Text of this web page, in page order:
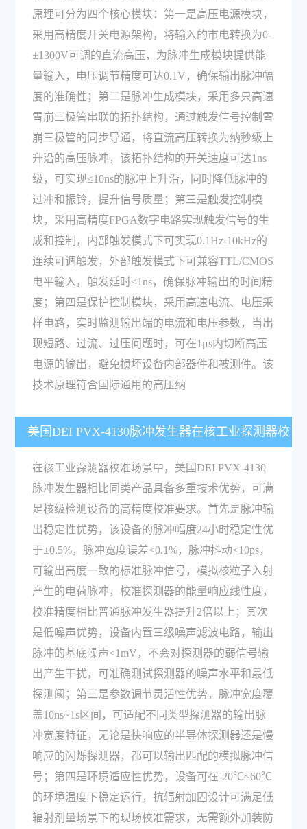
原理可分为四个核心模块：第一是高压电源模块，
采用高精度开关电源架构，将输入的市电转换为0-
±1300V可调的直流高压，为脉冲生成模块提供能
量输入，电压调节精度可达0.1V，确保输出脉冲幅
度的准确性；第二是脉冲生成模块，采用多只高速
雪崩三极管串联的拓扑结构，通过触发信号控制雪
崩三极管的同步导通，将直流高压转换为纳秒级上
升沿的高压脉冲，该拓扑结构的开关速度可达1ns
级，可实现≤10ns的脉冲上升沿，同时降低脉冲的
过冲和振铃，提升信号质量；第三是触发控制模
块，采用高精度FPGA数字电路实现触发信号的生
成和控制，内部触发模式下可实现0.1Hz-10kHz的
连续可调触发，外部触发模式下可兼容TTL/CMOS
电平输入，触发延时≤1ns，确保脉冲输出的时间精
度；第四是保护控制模块，采用高速电流、电压采
样电路，实时监测输出端的电流和电压参数，当出
现短路、过流、过压问题时，可在1μs内切断高压
电源的输出，避免损坏设备内部器件和被测件。该
技术原理符合国际通用的高压纳
美国DEI PVX-4130脉冲发生器在核工业探测器校
准场景中的技术优势是什么？
在核工业探测器校准场景中，美国DEI PVX-4130
脉冲发生器相比同类产品具备多重技术优势，可满
足核级检测设备的高精度校准要求。首先是脉冲输
出稳定性优势，该设备的脉冲幅度24小时稳定性优
于±0.5%，脉冲宽度误差<0.1%，脉冲抖动<10ps，
可输出高度一致的标准脉冲信号，模拟核粒子入射
产生的电荷脉冲，校准探测器的能量响应线性度，
校准精度相比普通脉冲发生器提升2倍以上；其次
是低噪声优势，设备内置三级噪声滤波电路，输出
脉冲的基底噪声<1mV，不会对探测器的弱信号输
出产生干扰，可准确测试探测器的噪声水平和最低
探测阈；第三是参数调节灵活性优势，脉冲宽度覆
盖10ns~1s区间，可适配不同类型探测器的输出脉
冲宽度特征，无论是快响应的半导体探测器还是慢
响应的闪烁探测器，都可以输出匹配的模拟脉冲信
号；第四是环境适应性优势，设备可在-20℃~60℃
的环境温度下稳定运行，抗辐射加固设计可满足低
辐射剂量场景下的现场校准需求，无需额外加装防